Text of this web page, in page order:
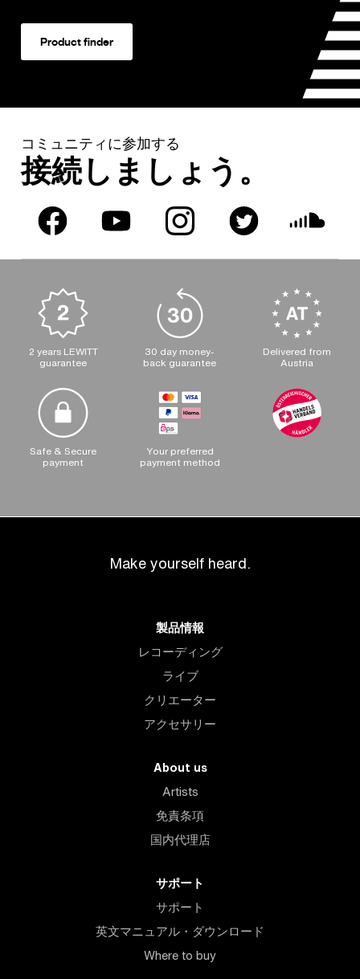
Product finder
コミュニティに参加する
接続しましょう。
2 years LEWITT
guarantee
30 day money-
back guarantee
Delivered from
Austria
Safe & Secure
payment
Your preferred
payment method
Make yourself heard.
製品情報
レコーディング
ライブ
クリエーター
アクセサリー
About us
Artists
免責条項
国内代理店
サポート
サポート
英文マニュアル・ダウンロード
Where to buy